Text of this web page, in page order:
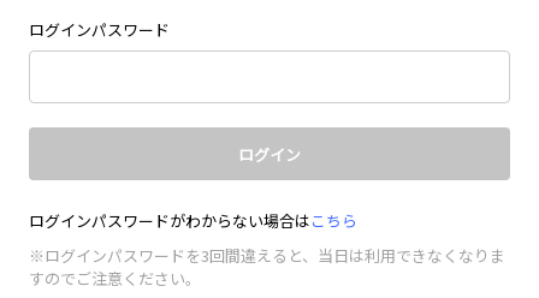
ログインパスワード
ログイン
ログインパスワードがわからない場合はこちら
※ログインパスワードを3回間違えると、当日は利用できなくなりま
すのでご注意ください。